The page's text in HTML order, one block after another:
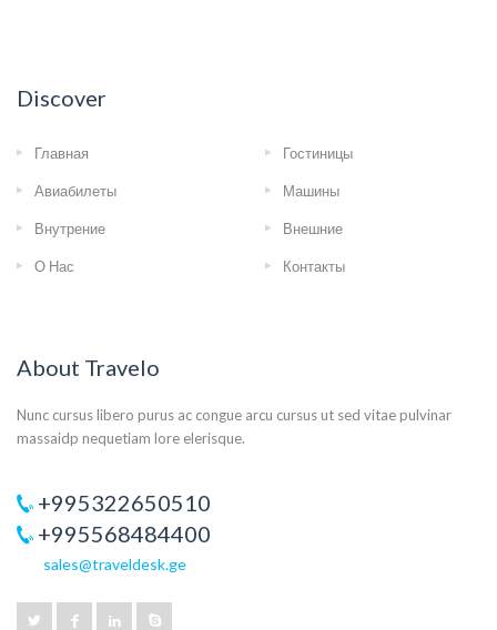
Discover
Главная Гостиницы
Авиабилеты Машины
Внутрение Внешние
О Нас Контакты
About Travelo
Nunc cursus libero purus ac congue arcu cursus ut sed vitae pulvinar
massaidp nequetiam lore elerisque.
+995322650510
+995568484400
sales@traveldesk.ge